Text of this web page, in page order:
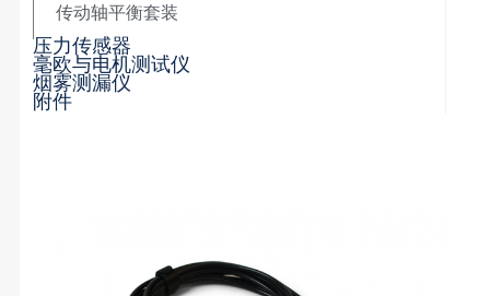
传动轴平衡套装
压力传感器
毫欧与电机测试仪
烟雾测漏仪
附件